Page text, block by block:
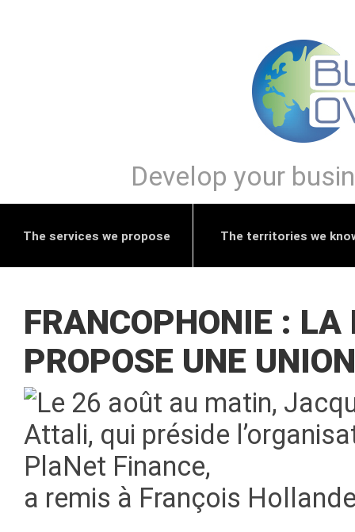
Develop your
The services we propose The territories we
FRANCOPHONIE :
PROPOSE UNE
Le 26 août au matin,
Attali, qui préside
PlaNet Finance,
a remis à François